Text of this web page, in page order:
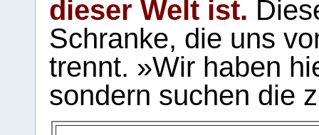
dieser Welt ist.
Schranke, die uns
trennt. »Wir haben
sondern suchen die